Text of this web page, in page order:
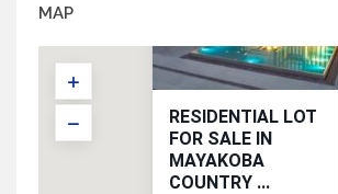
MAP
RESIDENTIAL LOT
FOR SALE IN
MAYAKOBA
COUNTRY ...